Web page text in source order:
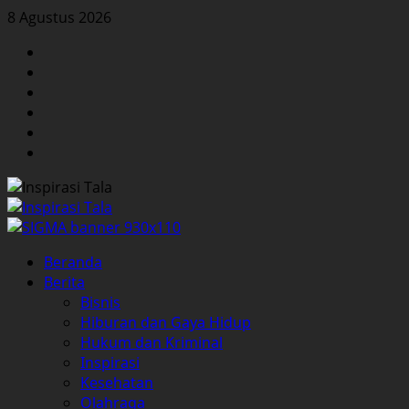
Skip
content
8 Agustus 2026
Primary
Menu
Beranda
Berita
Bisnis
Hiburan dan Gaya Hidup
Hukum dan Kriminal
Inspirasi
Kesehatan
Olahraga